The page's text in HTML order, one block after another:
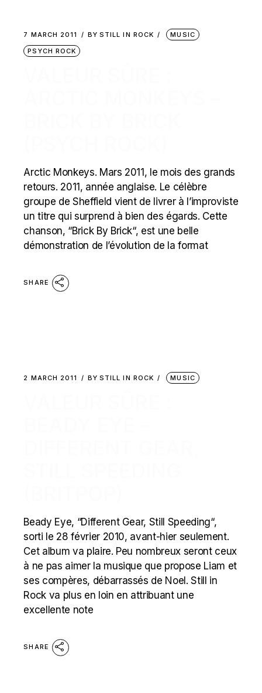
7 MARCH 2011 BY STILL IN ROCK
MUSIC
PSYCH ROCK
Arctic Monkeys. Mars 2011, le mois des grands
retours. 2011, année anglaise. Le célèbre
groupe de Sheffield vient de livrer à l’improviste
un titre qui surprend à bien des égards. Cette
chanson, “Brick By Brick“, est une belle
démonstration de l’évolution de la format
SHARE
2 MARCH 2011 BY STILL IN ROCK MUSIC
Beady Eye, “Different Gear, Still Speeding“,
sorti le 28 février 2010, avant-hier seulement.
Cet album va plaire. Peu nombreux seront ceux
à ne pas aimer la musique que propose Liam et
ses compères, débarrassés de Noel. Still in
Rock va plus en loin en attribuant une
excellente note
SHARE